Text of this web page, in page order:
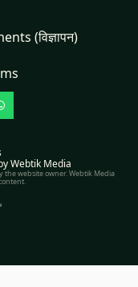
(विज्ञापन)
Webtik Media
the website owner. Webtik Media